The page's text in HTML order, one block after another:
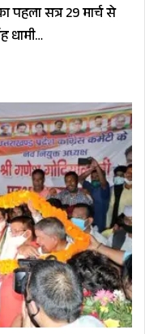
पहला सत्र 29 मार्च से
धामी…